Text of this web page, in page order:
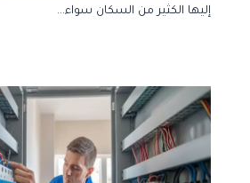
إليها الكثير من السكان سواء…